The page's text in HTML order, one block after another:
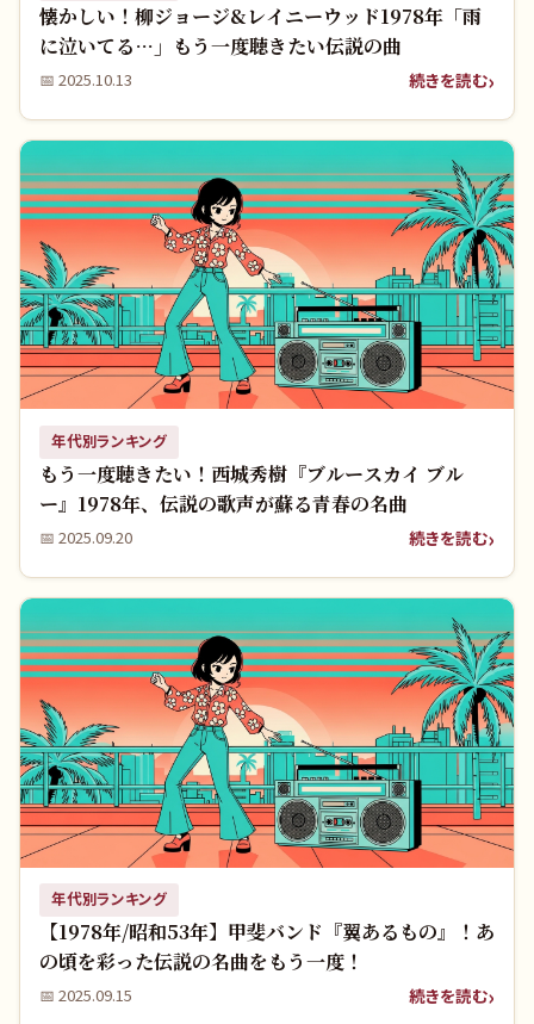
懐かしい！柳ジョージ&レイニーウッド1978年「雨
に泣いてる…」もう一度聴きたい伝説の曲
📅 2025.10.13 続きを読む
年代別ランキング
もう一度聴きたい！西城秀樹『ブルースカイ ブル
ー』1978年、伝説の歌声が蘇る青春の名曲
📅 2025.09.20 続きを読む
年代別ランキング
【1978年/昭和53年】甲斐バンド『翼あるもの』！あ
の頃を彩った伝説の名曲をもう一度！
📅 2025.09.15 続きを読む